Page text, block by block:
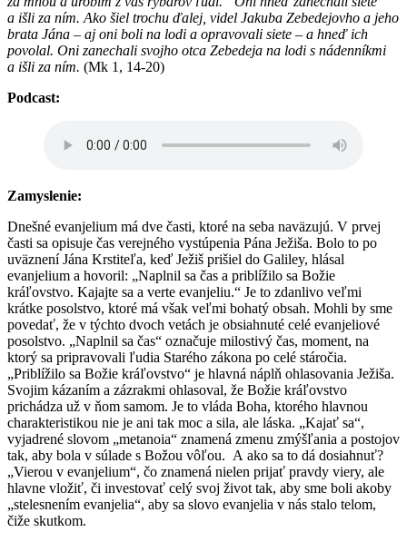
a išli za ním. Ako šiel trochu ďalej, videl Jakuba Zebedejovho a jeho
brata Jána – aj oni boli na lodi a opravovali siete – a hneď ich
povolal. Oni zanechali svojho otca Zebedeja na lodi s nádenníkmi
a išli za ním. (Mk 1, 14-20)
Podcast:
Zamyslenie:
Dnešné evanjelium má dve časti, ktoré na seba naväzujú. V prvej
časti sa opisuje čas verejného vystúpenia Pána Ježiša. Bolo to po
uväznení Jána Krstiteľa, keď Ježiš prišiel do Galiley, hlásal
evanjelium a hovoril: „Naplnil sa čas a priblížilo sa Božie
kráľovstvo. Kajajte sa a verte evanjeliu.“ Je to zdanlivo veľmi
krátke posolstvo, ktoré má však veľmi bohatý obsah. Mohli by sme
povedať, že v týchto dvoch vetách je obsiahnuté celé evanjeliové
posolstvo. „Naplnil sa čas“ označuje milostivý čas, moment, na
ktorý sa pripravovali ľudia Starého zákona po celé stáročia.
„Priblížilo sa Božie kráľovstvo“ je hlavná náplň ohlasovania Ježiša.
Svojim kázaním a zázrakmi ohlasoval, že Božie kráľovstvo
prichádza už v ňom samom. Je to vláda Boha, ktorého hlavnou
charakteristikou nie je ani tak moc a sila, ale láska. „Kajať sa“,
vyjadrené slovom „metanoia“ znamená zmenu zmýšľania a postojov
tak, aby bola v súlade s Božou vôľou. A ako sa to dá dosiahnuť?
„Vierou v evanjelium“, čo znamená nielen prijať pravdy viery, ale
hlavne vložiť, či investovať celý svoj život tak, aby sme boli akoby
„stelesnením evanjelia“, aby sa slovo evanjelia v nás stalo telom,
čiže skutkom.